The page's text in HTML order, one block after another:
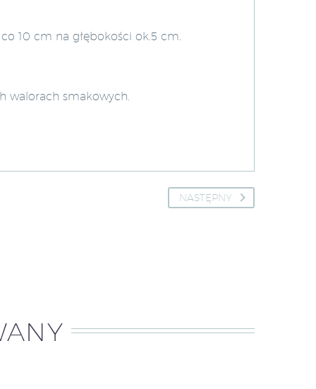
10 cm na głębokości ok.5 cm.
walorach smakowych.
NASTĘPNY